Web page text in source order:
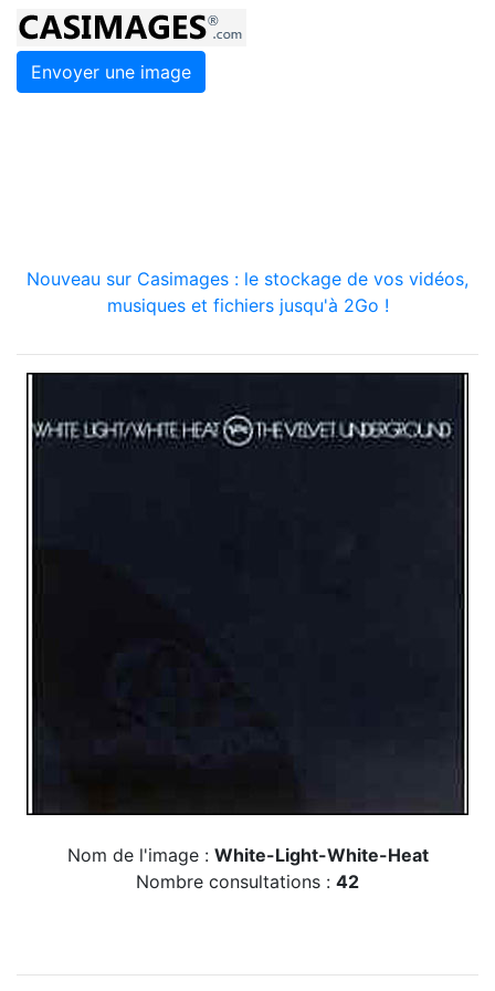
Envoyer une image
Nouveau sur Casimages : le stockage de vos vidéos,
musiques et fichiers jusqu'à 2Go !
Nom de l'image : White-Light-White-Heat
Nombre consultations : 42